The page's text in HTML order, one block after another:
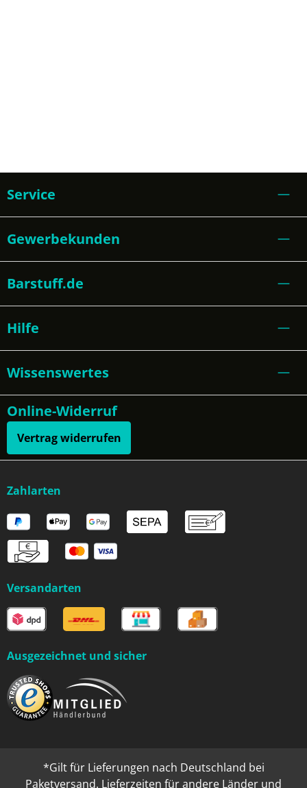
Service
Gewerbekunden
Barstuff.de
Hilfe
Wissenswertes
Online-Widerruf
Vertrag widerrufen
Zahlarten
Versandarten
Ausgezeichnet und sicher
*Gilt für Lieferungen nach Deutschland bei
Paketversand. Lieferzeiten für andere Länder und